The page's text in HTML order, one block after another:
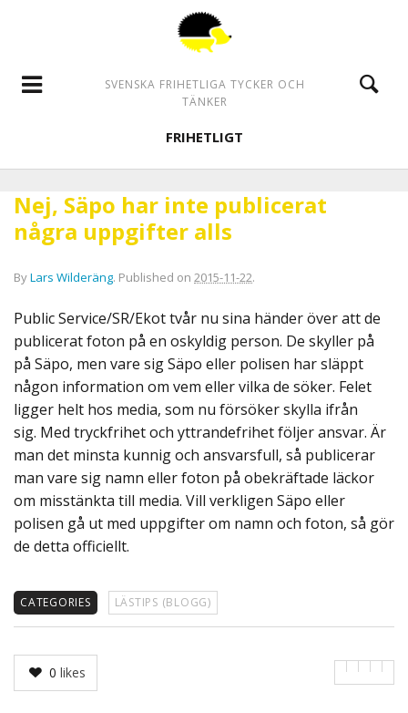
SVENSKA FRIHETLIGA TYCKER OCH
TÄNKER
FRIHETLIGT
Nej, Säpo har inte publicerat
några uppgifter alls
ByLars Wilderäng. Published on 2015-11-22.
Public Service/SR/Ekot tvår nu sina händer över att de
publicerat foton på en oskyldig person. De skyller på
på Säpo, men vare sig Säpo eller polisen har släppt
någon information om vem eller vilka de söker. Felet
ligger helt hos media, som nu försöker skylla ifrån
sig. Med tryckfrihet och yttrandefrihet följer ansvar. Är
man det minsta kunnig och ansvarsfull, så publicerar
man vare sig namn eller foton på obekräftade läckor
om misstänkta till media. Vill verkligen Säpo eller
polisen gå ut med uppgifter om namn och foton, så gör
de detta officiellt.
CATEGORIES LÄSTIPS (BLOGG)
0 likes